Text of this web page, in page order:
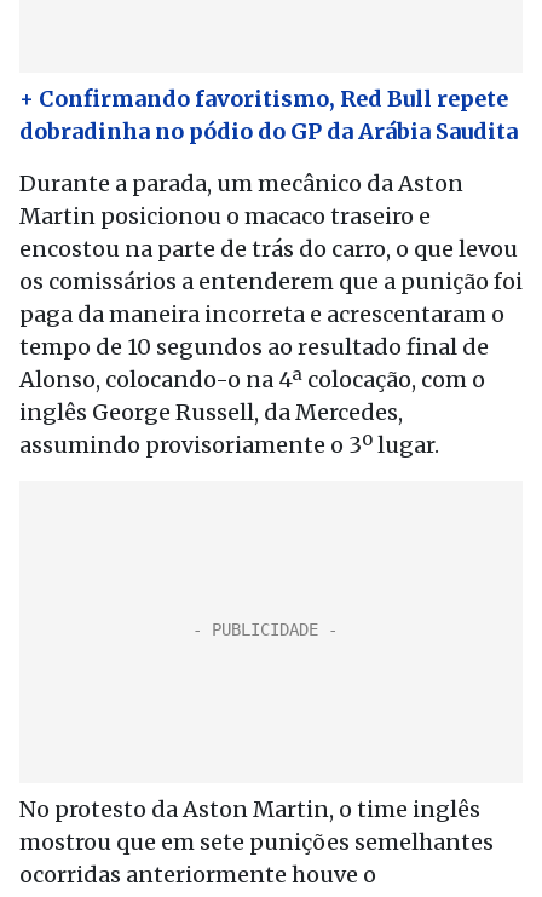
+ Confirmando favoritismo, Red Bull repete
dobradinha no pódio do GP da Arábia Saudita
Durante a parada, um mecânico da Aston
Martin posicionou o macaco traseiro e
encostou na parte de trás do carro, o que levou
os comissários a entenderem que a punição foi
paga da maneira incorreta e acrescentaram o
tempo de 10 segundos ao resultado final de
Alonso, colocando-o na 4ª colocação, com o
inglês George Russell, da Mercedes,
assumindo provisoriamente o 3º lugar.
No protesto da Aston Martin, o time inglês
mostrou que em sete punições semelhantes
ocorridas anteriormente houve o